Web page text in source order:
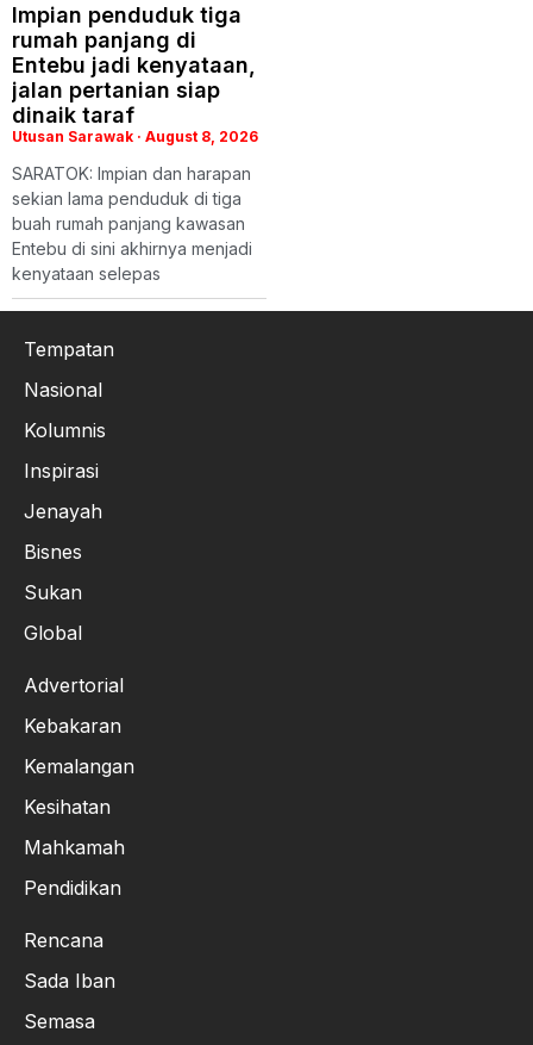
Impian penduduk tiga
rumah panjang di
Entebu jadi kenyataan,
jalan pertanian siap
dinaik taraf
Utusan Sarawak August 8, 2026
SARATOK: Impian dan harapan
sekian lama penduduk di tiga
buah rumah panjang kawasan
Entebu di sini akhirnya menjadi
kenyataan selepas
Tempatan
Nasional
Kolumnis
Inspirasi
Jenayah
Bisnes
Sukan
Global
Advertorial
Kebakaran
Kemalangan
Kesihatan
Mahkamah
Pendidikan
Rencana
Sada Iban
Semasa